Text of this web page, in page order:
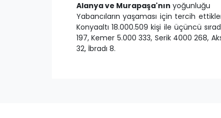
Alanya ve Murapaşa'nın yoğunluğu
Yabancıların yaşaması için tercih
Konyaaltı 18.000.509 kişi ile üçüncü
197, Kemer 5.000 333, Serik 4000 268,
32, İbradı 8.